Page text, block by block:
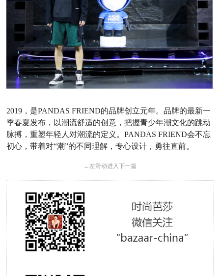
2019，是PANDAS FRIEND的品牌创立元年。品牌的最新一
季春夏发布，以潮流舒适的创意，把握青少年潮文化的跳动
脉搏，重塑年轻人对潮流的定义。PANDAS FRIEND会不忘
初心，带着对“潮”的不同理解，专心设计，勇往直前。
← 左滑动进入下一篇